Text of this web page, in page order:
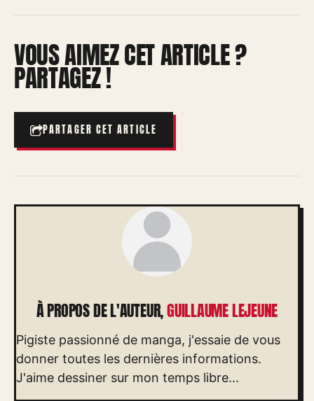
VOUS AIMEZ CET ARTICLE ?
PARTAGEZ !
PARTAGER CET ARTICLE
À PROPOS DE L'AUTEUR,GUILLAUME LEJEUNE
Pigiste passionné de manga, j'essaie de vous
donner toutes les dernières informations.
J'aime dessiner sur mon temps libre...